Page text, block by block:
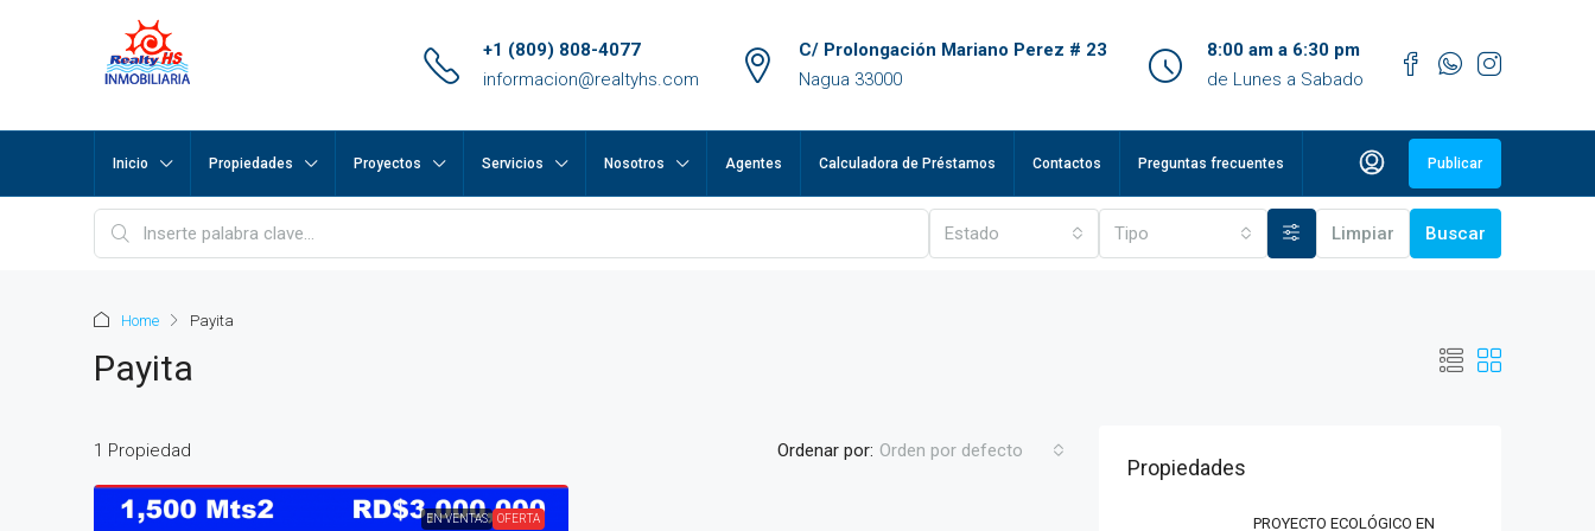
+1 (809) 808-4077
informacion@realtyhs.com
C/ Prolongación Mariano Perez # 23
Nagua 33000
8:00 am a 6:30 pm
de Lunes a Sabado
Inicio Propiedades Proyectos Servicios Nosotros Agentes Calculadora de Préstamos Contactos Preguntas frecuentes Publicar
Estado Tipo Limpiar Buscar
Home Payita
Payita
1 Propiedad Ordenar por: Orden por defecto
EN VENTAS OFERTA
Propiedades
PROYECTO ECOLÓGICO EN